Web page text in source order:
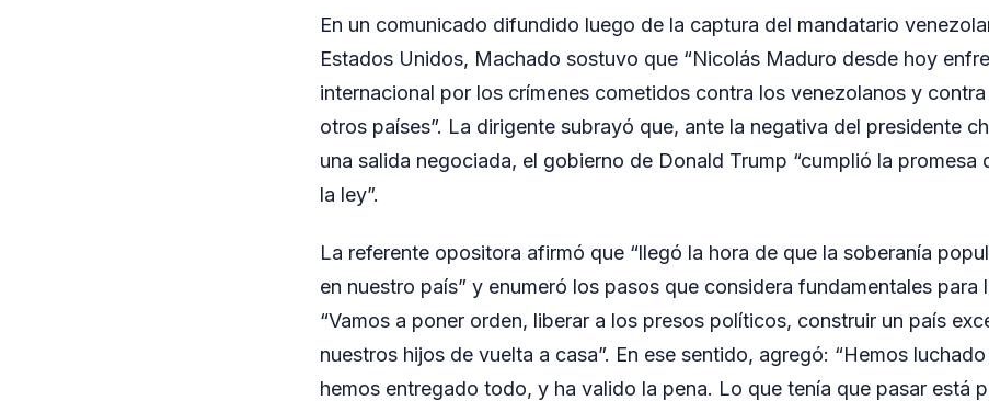
En un comunicado difundido luego de la captura del mandatario
Estados Unidos, Machado sostuvo que “Nicolás Maduro desde hoy
internacional por los crímenes cometidos contra los venezolanos y
otros países”. La dirigente subrayó que, ante la negativa del presidente
una salida negociada, el gobierno de Donald Trump “cumplió la promesa
la ley”.
La referente opositora afirmó que “llegó la hora de que la soberanía
en nuestro país” y enumeró los pasos que considera fundamentales para
“Vamos a poner orden, liberar a los presos políticos, construir un país
nuestros hijos de vuelta a casa”. En ese sentido, agregó: “Hemos
hemos entregado todo, y ha valido la pena. Lo que tenía que pasar está